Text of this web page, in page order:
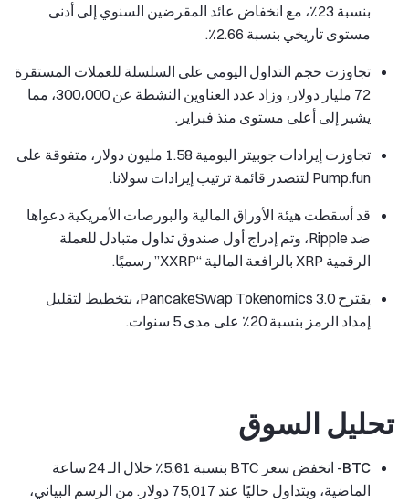
بنسبة 23٪، مع انخفاض عائد المقرضين السنوي إلى أدنى
مستوى تاريخي بنسبة 2.66٪.
تجاوزت حجم التداول اليومي على السلسلة للعملات المستقرة
72 مليار دولار، وزاد عدد العناوين النشطة عن 300،000، مما
يشير إلى أعلى مستوى منذ فبراير.
تجاوزت إيرادات جوبيتر اليومية 1.58 مليون دولار، متفوقة على
Pump.fun لتتصدر قائمة ترتيب إيرادات سولانا.
قد أسقطت هيئة الأوراق المالية والبورصات الأمريكية دعواها
ضد Ripple، وتم إدراج أول صندوق تداول متبادل للعملة
الرقمية XRP بالرافعة المالية “XXRP” رسميًا.
يقترح PancakeSwap Tokenomics 3.0، بتخطيط لتقليل
إمداد الرمز بنسبة 20٪ على مدى 5 سنوات.
تحليل السوق
BTC
- انخفض سعر BTC بنسبة 5.61٪ خلال الـ 24 ساعة
الماضية، ويتداول حاليًا عند 75,017 دولار. من الرسم البياني،